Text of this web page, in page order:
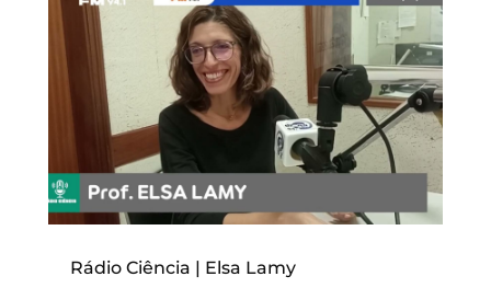
Rádio Ciência | Elsa Lamy